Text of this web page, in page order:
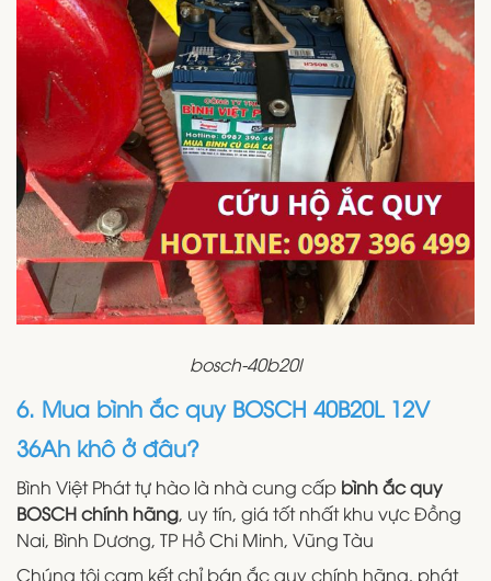
bosch-40b20l
6. Mua bình ắc quy BOSCH 40B20L 12V
36Ah khô ở đâu?
Bình Việt Phát tự hào là nhà cung cấp bình ắc quy
BOSCH chính hãng, uy tín, giá tốt nhất khu vực Đồng
Nai, Bình Dương, TP Hồ Chi Minh, Vũng Tàu
Chúng tôi cam kết chỉ bán ắc quy chính hãng, phát